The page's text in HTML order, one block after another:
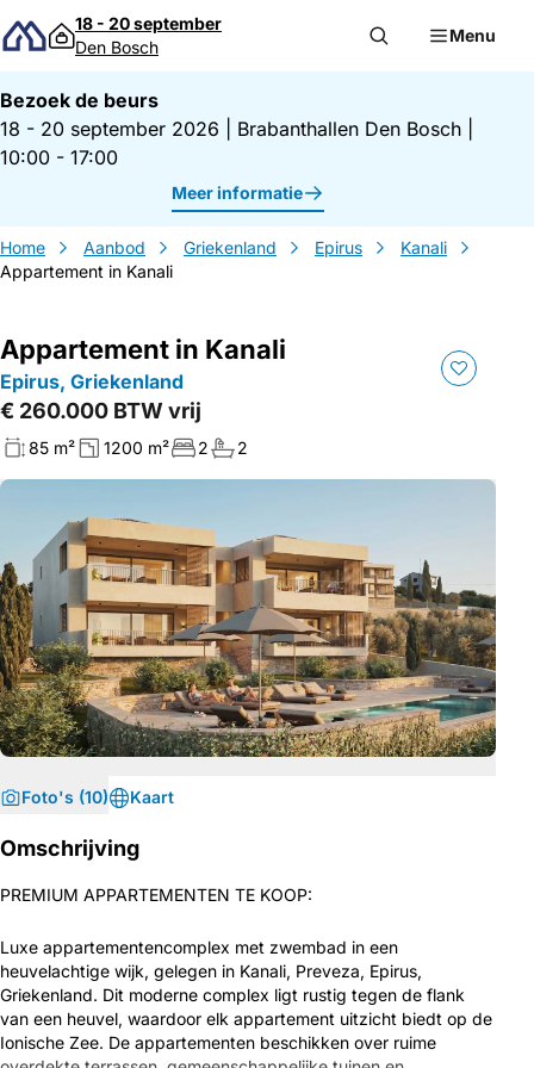
Direct naar inhoud
18 - 20 september
Den Bosch
Menu
Bezoek de beurs
18 - 20 september 2026
Brabanthallen Den Bosch
10:00 - 17:00
Meer informatie
Home Aanbod Griekenland Epirus
Kanali
Appartement in Kanali
Appartement in Kanali
Epirus, Griekenland
€ 260.000 BTW vrij
85 m² 1200 m² 2 2
Foto's (10) Kaart
Omschrijving
PREMIUM APPARTEMENTEN TE KOOP:
Luxe appartementencomplex met zwembad in een
heuvelachtige wijk, gelegen in Kanali, Preveza, Epirus,
Griekenland. Dit moderne complex ligt rustig tegen de flank
van een heuvel, waardoor elk appartement uitzicht biedt op de
Ionische Zee. De appartementen beschikken over ruime